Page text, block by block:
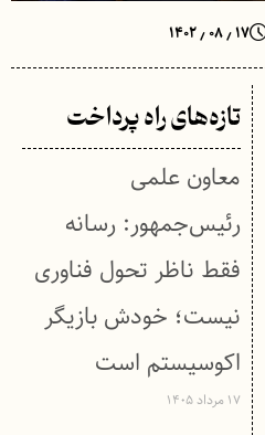
۱۷ ٫ ۰۸ ٫ ۱۴۰۲
تازه‌های راه پرداخت
معاون علمی
رئیس‌جمهور: رسانه
فقط ناظر تحول فناوری
نیست؛ خودش بازیگر
اکوسیستم است
۱۷ مرداد ۱۴۰۵